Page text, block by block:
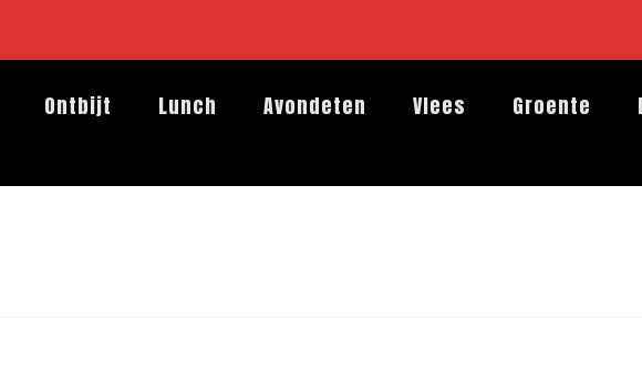
Ontbijt Lunch Avondeten Vlees Groente